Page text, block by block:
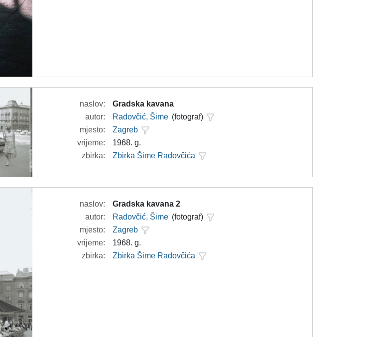
naslov:
Gradska kavana
autor:
Radovčić, Šime (fotograf)
mjesto:
Zagreb
vrijeme:
1968. g.
zbirka:
Zbirka Šime Radovčića
naslov:
Gradska kavana 2
autor:
Radovčić, Šime (fotograf)
mjesto:
Zagreb
vrijeme:
1968. g.
zbirka:
Zbirka Šime Radovčića